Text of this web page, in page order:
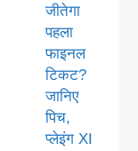
जीतेगा
पहला
फाइनल
टिकट?
जानिए
पिच,
प्लेइंग XI